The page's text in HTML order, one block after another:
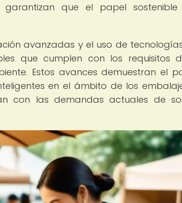
garantizan que el papel
avanzadas y el uso de
que cumplen con los requisitos
Estos avances demuestran el
en el ámbito de los
con las demandas actuales de